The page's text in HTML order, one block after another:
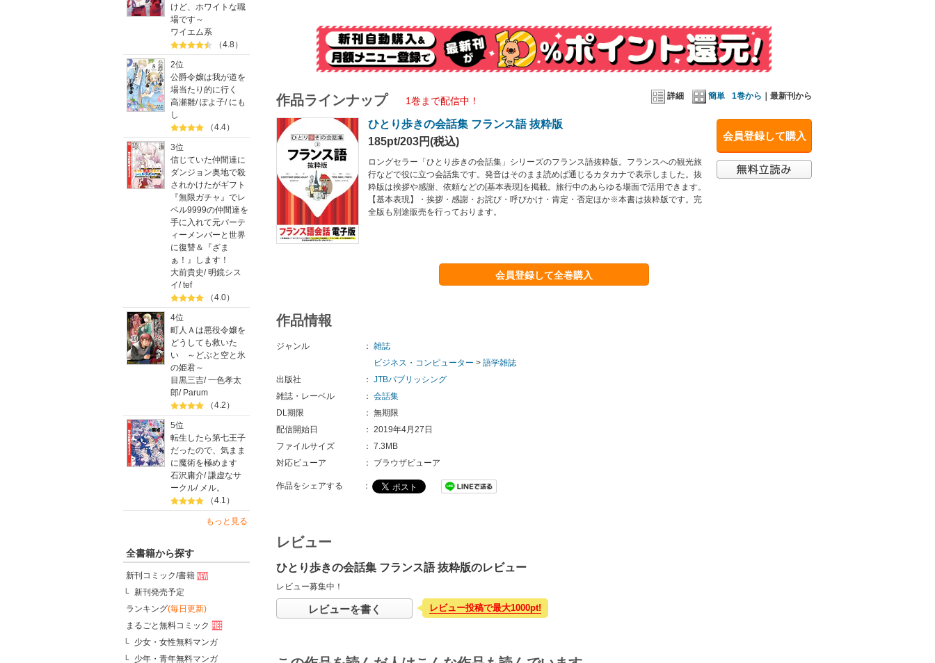
けど、ホワイトな職
場です～
ワイエム系
（4.8）
2位
公爵令嬢は我が道を
場当たり的に行く
高瀬雛/ぽよ子/ にも
し
（4.4）
3位
信じていた仲間達に
ダンジョン奥地で殺
されかけたがギフト
『無限ガチャ』でレ
ベル9999の仲間達を
手に入れて元パーテ
ィーメンバーと世界
に復讐＆『ざま
ぁ！』します！
大前貴史/明鏡シス
イ/tef
（4.0）
4位
町人Ａは悪役令嬢を
どうしても救いた
い ～どぶと空と氷
の姫君～
目黒三吉/一色孝太
郎/ Parum
（4.2）
5位
転生したら第七王子
だったので、気まま
に魔術を極めます
石沢庸介/謙虚なサ
ークル/ メル。
（4.1）
もっと見る
全書籍から探す
新刊コミック/書籍
新刊発売予定
ランキング(毎日更新)
まるごと無料コミック
少女・女性無料マンガ
少年・青年無料マンガ
詳細 簡単 1巻から ｜最新刊から
作品ラインナップ 1巻まで配信中！
会員登録して購入
ひとり歩きの会話集 フランス語 抜粋版
185pt/203円(税込)
ロングセラー「ひとり歩きの会話集」シリーズのフランス語抜粋版。フランスへの観光旅
行などで役に立つ会話集です。発音はそのまま読めば通じるカタカナで表示しました。抜
粋版は挨拶や感謝、依頼などの[基本表現]を掲載。旅行中のあらゆる場面で活用できます。
【基本表現】・挨拶・感謝・お詫び・呼びかけ・肯定・否定ほか※本書は抜粋版です。完
全版も別途販売を行っております。
会員登録して全巻購入
作品情報
ジャンル ： 雑誌
ビジネス・コンピューター > 語学雑誌
出版社
： JTBパブリッシング
雑誌・レーベル
： 会話集
DL期限
： 無期限
配信開始日
： 2019年4月27日
ファイルサイズ
： 7.3MB
対応ビューア
： ブラウザビューア
作品をシェアする ：
レビュー
ひとり歩きの会話集 フランス語 抜粋版のレビュー
レビュー募集中！
レビューを書く レビュー投稿で最大1000pt!